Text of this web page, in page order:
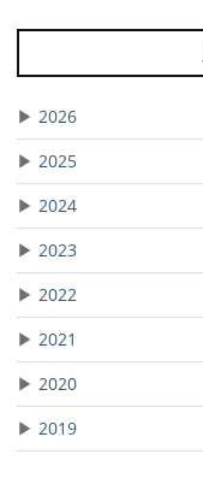
▶ 2026
▶ 2025
▶ 2024
▶ 2023
▶ 2022
▶ 2021
▶ 2020
▶ 2019